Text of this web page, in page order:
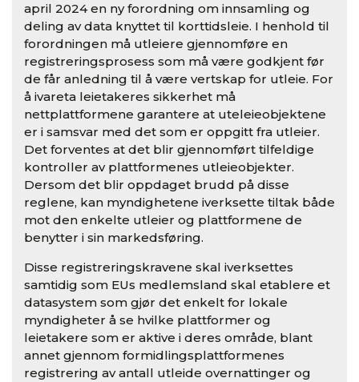
april 2024 en ny forordning om innsamling og
deling av data knyttet til korttidsleie. I henhold til
forordningen må utleiere gjennomføre en
registreringsprosess som må være godkjent før
de får anledning til å være vertskap for utleie. For
å ivareta leietakeres sikkerhet må
nettplattformene garantere at uteleieobjektene
er i samsvar med det som er oppgitt fra utleier.
Det forventes at det blir gjennomført tilfeldige
kontroller av plattformenes utleieobjekter.
Dersom det blir oppdaget brudd på disse
reglene, kan myndighetene iverksette tiltak både
mot den enkelte utleier og plattformene de
benytter i sin markedsføring.
Disse registreringskravene skal iverksettes
samtidig som EUs medlemsland skal etablere et
datasystem som gjør det enkelt for lokale
myndigheter å se hvilke plattformer og
leietakere som er aktive i deres område, blant
annet gjennom formidlingsplattformenes
registrering av antall utleide overnattinger og